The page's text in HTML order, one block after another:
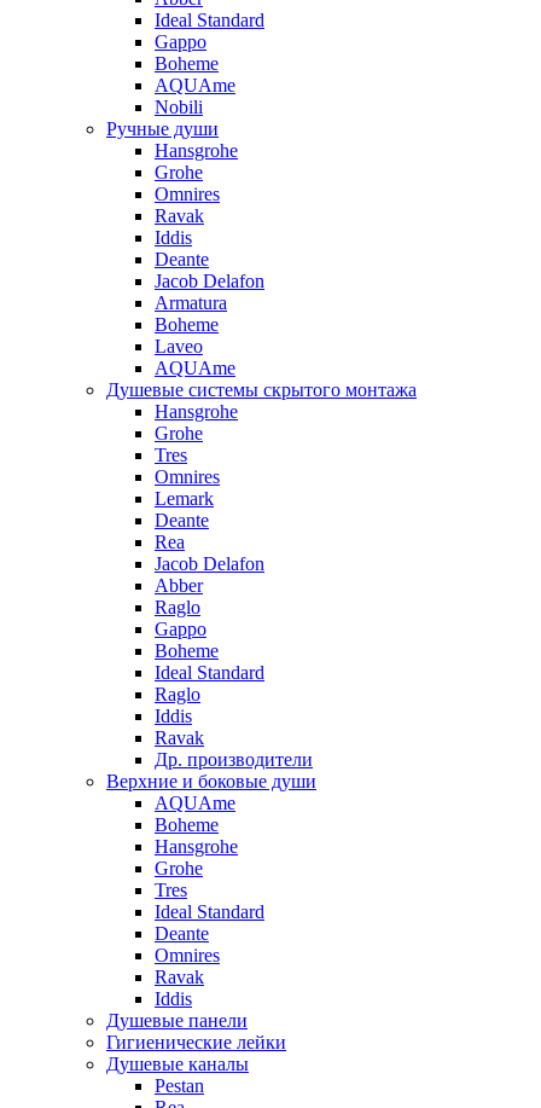
Ideal Standard
Gappo
Boheme
AQUAme
Nobili
Ручные души
Hansgrohe
Grohe
Omnires
Ravak
Iddis
Deante
Jacob Delafon
Armatura
Boheme
Laveo
AQUAme
Душевые системы скрытого монтажа
Hansgrohe
Grohe
Tres
Omnires
Lemark
Deante
Rea
Jacob Delafon
Abber
Raglo
Gappo
Boheme
Ideal Standard
Raglo
Iddis
Ravak
Др. производители
Верхние и боковые души
AQUAme
Boheme
Hansgrohe
Grohe
Tres
Ideal Standard
Deante
Omnires
Ravak
Iddis
Душевые панели
Гигиенические лейки
Душевые каналы
Pestan